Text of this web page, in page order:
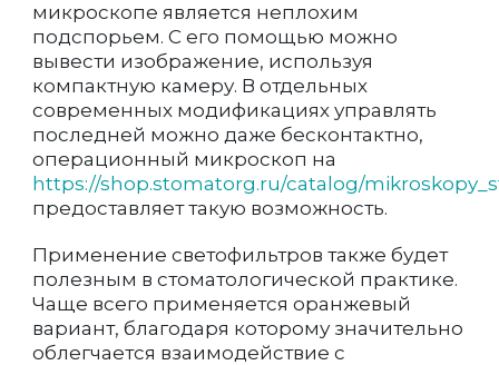
микроскопе является неплохим
подспорьем. С его помощью можно
вывести изображение, используя
компактную камеру. В отдельных
современных модификациях управлять
последней можно даже бесконтактно,
операционный микроскоп на
https://shop.stomatorg.ru/catalog/
предоставляет такую возможность.
Применение светофильтров также будет
полезным в стоматологической практике.
Чаще всего применяется оранжевый
вариант, благодаря которому значительно
облегчается взаимодействие с